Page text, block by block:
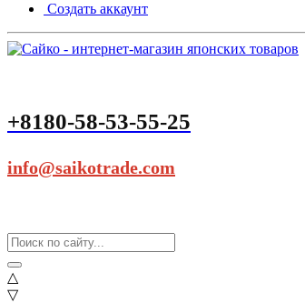
Создать аккаунт
+8180-58-53-55-25
info@saikotrade.com
△
▽